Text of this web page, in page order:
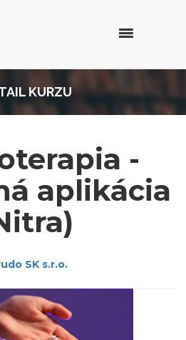
KURZU
-
aplikácia
SK s.r.o.